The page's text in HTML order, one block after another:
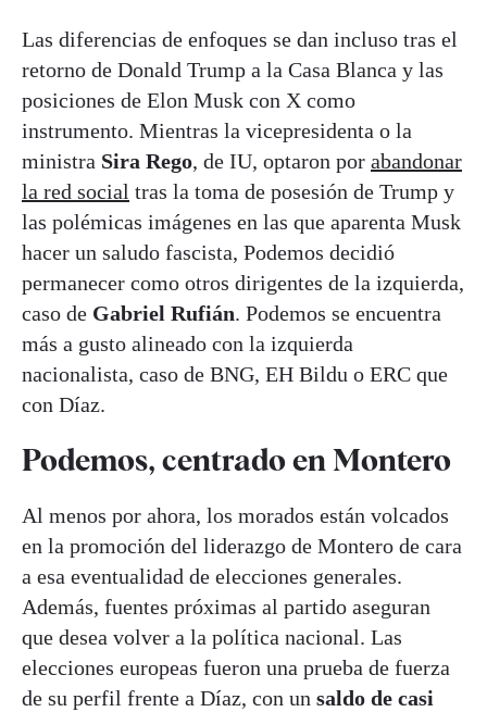
Las diferencias de enfoques se dan incluso tras el
retorno de Donald Trump a la Casa Blanca y las
posiciones de Elon Musk con X como
instrumento. Mientras la vicepresidenta o la
ministra Sira Rego, de IU, optaron por abandonar
la red social tras la toma de posesión de Trump y
las polémicas imágenes en las que aparenta Musk
hacer un saludo fascista, Podemos decidió
permanecer como otros dirigentes de la izquierda,
caso de Gabriel Rufián. Podemos se encuentra
más a gusto alineado con la izquierda
nacionalista, caso de BNG, EH Bildu o ERC que
con Díaz.
Podemos, centrado en Montero
Al menos por ahora, los morados están volcados
en la promoción del liderazgo de Montero de cara
a esa eventualidad de elecciones generales.
Además, fuentes próximas al partido aseguran
que desea volver a la política nacional. Las
elecciones europeas fueron una prueba de fuerza
de su perfil frente a Díaz, con un saldo de casi